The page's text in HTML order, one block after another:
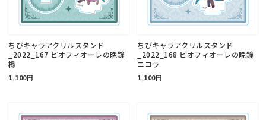
ちびキャラアクリルスタンド
_2022_167 ピオフィオーレの晩鐘
楊
1,100円
ちびキャラアクリルスタンド
_2022_168 ピオフィオーレの晩鐘
ニコラ
1,100円